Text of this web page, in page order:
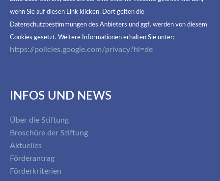
wenn Sie auf diesen Link klicken. Dort gelten die
Datenschutzbestimmungen des Anbieters und ggf. werden von diesem
Cookies gesetzt. Weitere Informationen erhalten Sie unter:
https://policies.google.com/privacy?hl=de
INFOS UND NEWS
Über die Stiftung
Broschüre der Stiftung
Aktuelles
Förderantrag
Förderkriterien